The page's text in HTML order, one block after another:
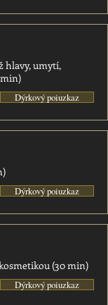
hlavy, umytí,
Dýrkový poiuzkaz
Dýrkový poiuzkaz
(30 min)
Dýrkový poiuzkaz